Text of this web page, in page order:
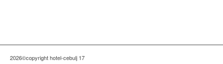
2026©copyright hotel-cebulj 17